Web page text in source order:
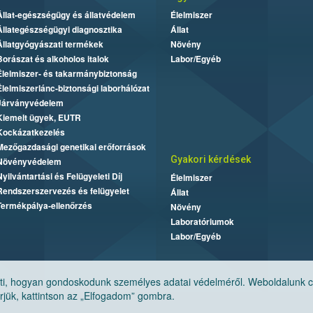
hogyan gondoskodunk személyes adatai védelméről. Weboldalunk
kattintson az „Elfogadom” gombra.
egészségügy és állatvédelem
diagnosztika
termékek
és alkoholos italok
és takarmánybiztonság
biztonsági laborhálózat
ügyek, EUTR
genetikai erőforrások
és Felügyeleti Díj
és felügyelet
ellenőrzés
Élelmiszer
Állat
Növény
Labor/Egyéb
Gyakori kérdések
Élelmiszer
Állat
Növény
Laboratóriumok
Labor/Egyéb